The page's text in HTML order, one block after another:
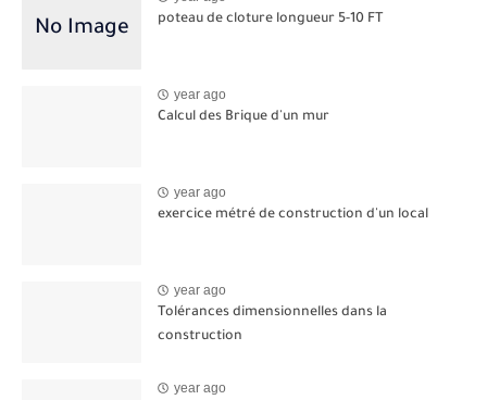
poteau de cloture longueur 5-10 FT
year ago
Calcul des Brique d'un mur
year ago
exercice métré de construction d'un local
year ago
Tolérances dimensionnelles dans la
construction
year ago